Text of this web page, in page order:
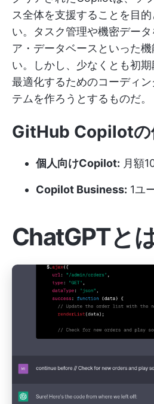
ス全体を支援することを目
い。タスク管理や機密デー
ア・データベースといった
い。しかし、少なくとも初
最適化するためのコーディ
テムを作ろうとするものだ。
GitHub Copilotの
個人向けCopilot: 月額
Copilot Business: 1ユ
ChatGPTと